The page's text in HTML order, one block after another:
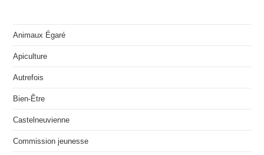
Animaux Égaré
Apiculture
Autrefois
Bien-Être
Castelneuvienne
Commission jeunesse